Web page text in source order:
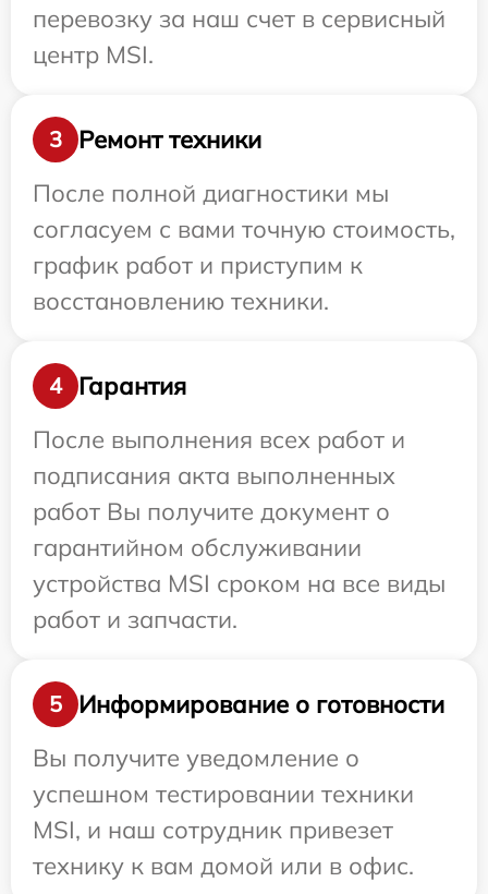
перевозку за наш счет в сервисный
центр MSI.
3
Ремонт техники
После полной диагностики мы
согласуем с вами точную стоимость,
график работ и приступим к
восстановлению техники.
4
Гарантия
После выполнения всех работ и
подписания акта выполненных
работ Вы получите документ о
гарантийном обслуживании
устройства MSI сроком на все виды
работ и запчасти.
5
Информирование о готовности
Вы получите уведомление о
успешном тестировании техники
MSI, и наш сотрудник привезет
технику к вам домой или в офис.